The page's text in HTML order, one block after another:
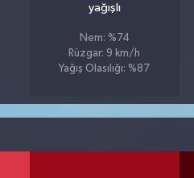
yağışlı
Nem: %74
Rüzgar: 9 km/h
Yağış Olasılığı: %87